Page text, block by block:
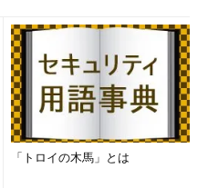
図るための設定
図るため、スキャンのタイミ
行うことができる。
トなどをミリ秒単位で設定す
前に用意されているタイミング
ミングテンプレートは「-T」の
れに割り当てられた数字を指定
「トロイの木馬」とは